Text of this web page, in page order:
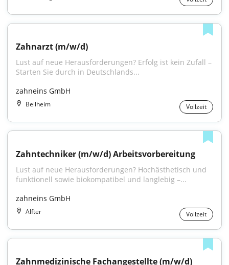
Zahnarzt (m/w/d)
Lust auf neue Herausforderungen? Erfolg ist kein Zufall –
Starten Sie durch in Deutschlands...
zahneins GmbH
Bellheim Vollzeit
Zahntechniker (m/w/d) Arbeitsvorbereitung
Lust auf neue Herausforderungen? Hochästhetisch und
funktionell sowie biokompatibel und langlebig –...
zahneins GmbH
Alfter Vollzeit
Zahnmedizinische Fachangestellte (m/w/d)